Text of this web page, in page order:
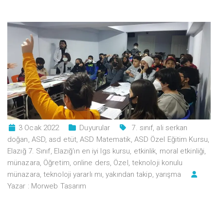
3 Ocak 2022 Duyurular 7. sınıf, ali serkan
doğan, ASD, asd etüt,ASD Matematik, ASD Özel Eğitim Kursu,
Elazığ 7. Sınıf, Elazığ'ın en iyi lgs kursu, etkinlik, moral etkinliği,
münazara, Öğretim, online ders, Özel, teknoloji konulu
münazara,teknoloji yararlı mı,yakından takip, yarışma
Yazar : Morweb Tasarım